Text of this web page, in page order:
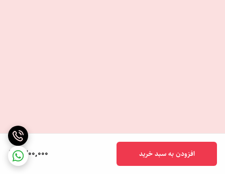
1,200,000 افزودن به سبد خرید